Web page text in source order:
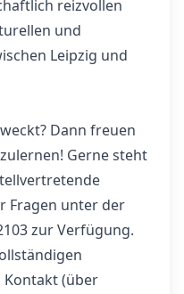
reizvollen
und
Leipzig und
Dann freuen
Gerne steht
Fragen unter der
zur Verfügung.
Kontakt (über